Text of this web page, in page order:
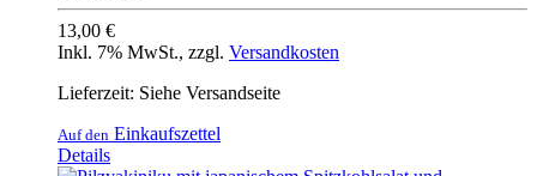
13,00 €
Inkl. 7% MwSt., zzgl. Versandkosten
Lieferzeit: Siehe Versandseite
Auf den Einkaufszettel
Details